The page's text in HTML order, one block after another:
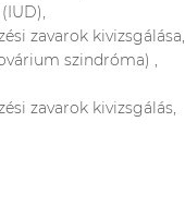
zavarok kivizsgálása,
szindróma) ,
zavarok kivizsgálás,